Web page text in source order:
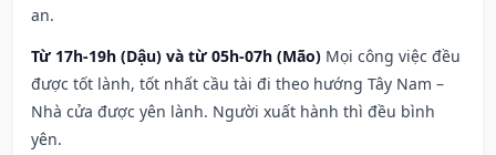
an.
Từ 17h-19h (Dậu) và từ 05h-07h (Mão) Mọi công việc đều
được tốt lành, tốt nhất cầu tài đi theo hướng Tây Nam –
Nhà cửa được yên lành. Người xuất hành thì đều bình
yên.